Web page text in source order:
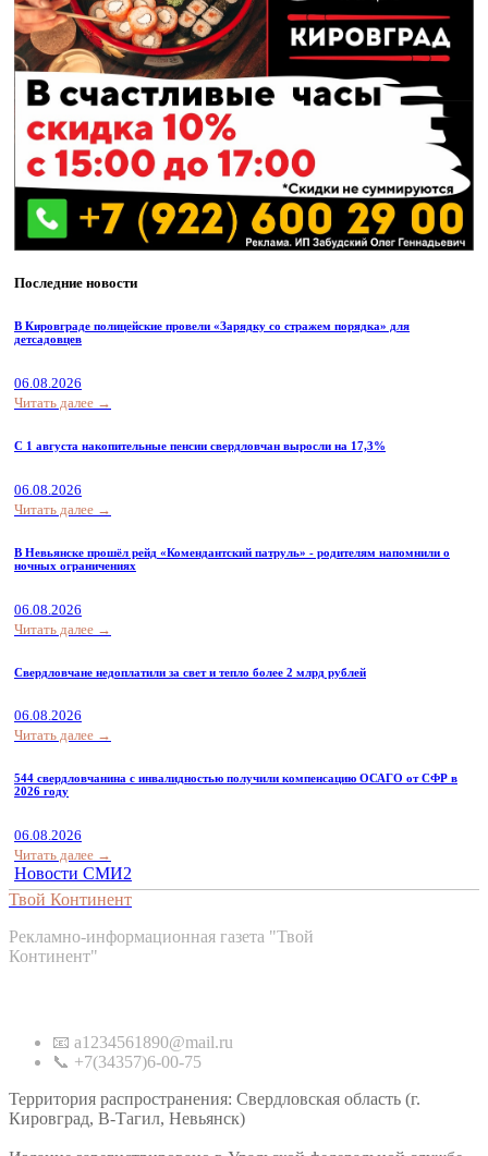
Последние новости
В Кировграде полицейские провели «Зарядку со стражем порядка» для
детсадовцев
06.08.2026
Читать далее →
С 1 августа накопительные пенсии свердловчан выросли на 17,3%
06.08.2026
Читать далее →
В Невьянске прошёл рейд «Комендантский патруль» - родителям напомнили о
ночных ограничениях
06.08.2026
Читать далее →
Свердловчане недоплатили за свет и тепло более 2 млрд рублей
06.08.2026
Читать далее →
544 свердловчанина с инвалидностью получили компенсацию ОСАГО от СФР в
2026 году
06.08.2026
Читать далее →
Новости СМИ2
Твой Континент
Рекламно-информационная газета "Твой
Континент"
📧 a1234561890@mail.ru
📞 +7(34357)6-00-75
Территория распространения: Свердловская область (г.
Кировград, В-Тагил, Невьянск)